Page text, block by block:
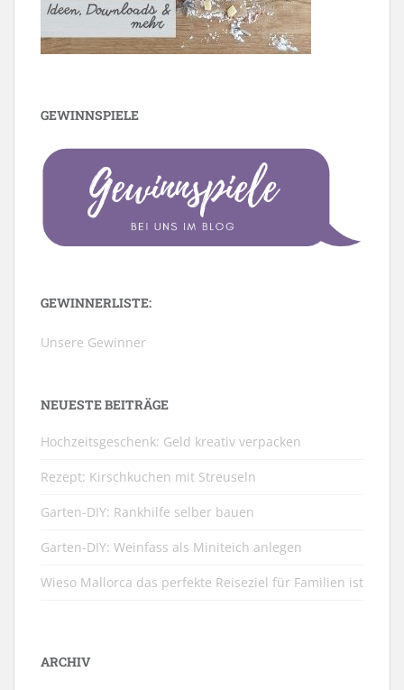
GEWINNSPIELE
GEWINNERLISTE:
Unsere Gewinner
NEUESTE BEITRÄGE
Hochzeitsgeschenk: Geld kreativ verpacken
Rezept: Kirschkuchen mit Streuseln
Garten-DIY: Rankhilfe selber bauen
Garten-DIY: Weinfass als Miniteich anlegen
Wieso Mallorca das perfekte Reiseziel für Familien ist
ARCHIV